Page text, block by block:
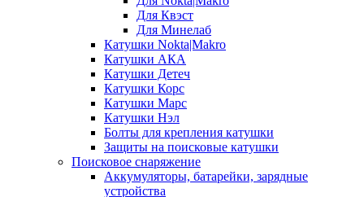
Для Квэст
Для Минелаб
Катушки Nokta|Makro
Катушки АКА
Катушки Детеч
Катушки Корс
Катушки Марс
Катушки Нэл
Болты для крепления катушки
Защиты на поисковые катушки
Поисковое снаряжение
Аккумуляторы, батарейки, зарядные
устройства